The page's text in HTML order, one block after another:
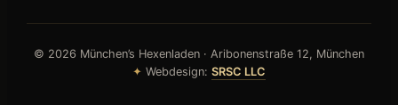
© 2026 München’s Hexenladen · Aribonenstraße 12, München
✦ Webdesign: SRSC LLC